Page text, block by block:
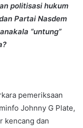
politisasi hukum
Partai Nasdem
“untung”
pemeriksaan
Johnny G Plate,
kencang dan